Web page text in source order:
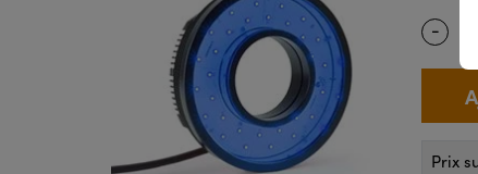
-
Prix